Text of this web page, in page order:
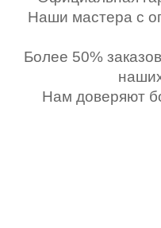
Наши мастера с
Более 50%
Нам доверяют